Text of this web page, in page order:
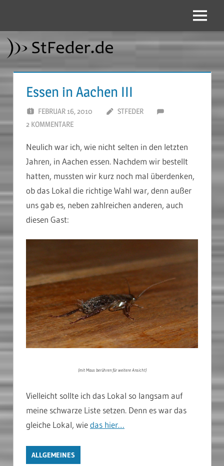
springen
Menü
Essen in Aachen III
FEBRUAR 16, 2010
STFEDER
2 KOMMENTARE
Neulich war ich, wie nicht selten in den letzten
Jahren, in Aachen essen. Nachdem wir bestellt
hatten, mussten wir kurz noch mal überdenken,
ob das Lokal die richtige Wahl war, denn außer
uns gab es, neben zahlreichen anderen, auch
diesen Gast:
(mit Maus berühren für weitere Ansicht)
Vielleicht sollte ich das Lokal so langsam auf
meine schwarze Liste setzen. Denn es war das
gleiche Lokal, wiedas hier…
ALLGEMEINES